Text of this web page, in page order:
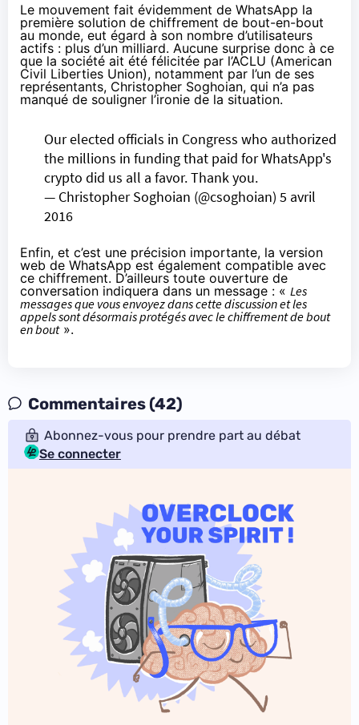
Le mouvement fait évidemment de WhatsApp la
première solution de chiffrement de bout-en-bout
au monde, eut égard à son nombre d’utilisateurs
actifs : plus d’un milliard. Aucune surprise donc à ce
que la société ait été félicitée par l’ACLU (American
Civil Liberties Union), notamment par l’un de ses
représentants, Christopher Soghoian, qui n’a pas
manqué de souligner l’ironie de la situation.
Our elected officials in Congress who authorized
the millions in funding that paid for WhatsApp's
crypto did us all a favor. Thank you.
— Christopher Soghoian (@csoghoian) 5 avril
2016
Enfin, et c’est une précision importante, la version
web de WhatsApp est également compatible avec
ce chiffrement. D’ailleurs toute ouverture de
conversation indiquera dans un message : « Les
messages que vous envoyez dans cette discussion et les
appels sont désormais protégés avec le chiffrement de bout
en bout».
Commentaires (42)
Abonnez-vous pour prendre part au débat
Se connecter